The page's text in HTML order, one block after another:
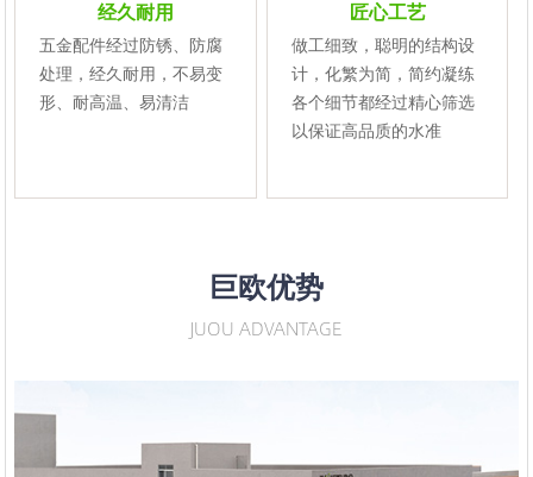
经久耐用
五金配件经过防锈、防腐
处理，经久耐用，不易变
形、耐高温、易清洁
匠心工艺
做工细致，聪明的结构设
计，化繁为简，简约凝练
各个细节都经过精心筛选
以保证高品质的水准
巨欧优势
JUOU ADVANTAGE